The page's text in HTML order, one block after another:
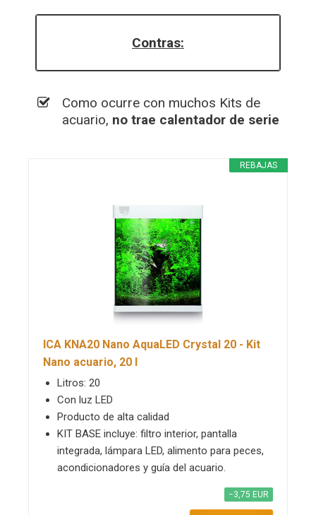
Contras:
Como ocurre con muchos Kits de
acuario, no trae calentador de serie
REBAJAS
ICA KNA20 Nano AquaLED Crystal 20 - Kit
Nano acuario, 20 l
Litros: 20
Con luz LED
Producto de alta calidad
KIT BASE incluye: filtro interior, pantalla
integrada, lámpara LED, alimento para peces,
acondicionadores y guía del acuario.
−3,75 EUR